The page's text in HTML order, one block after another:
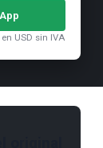
USD sin IVA